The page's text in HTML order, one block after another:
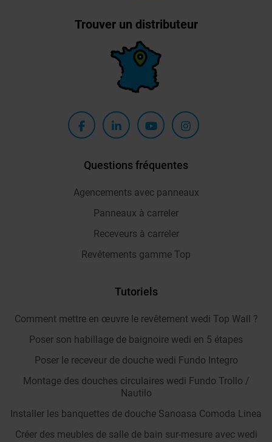
Trouver un distributeur
Questions fréquentes
Agencements avec panneaux
Panneaux à carreler
Receveurs à carreler
Revêtements gamme Top
Tutoriels
Comment mettre en œuvre le revêtement wedi Top Wall ?
Poser son habillage de baignoire wedi en 5 étapes
Poser le receveur de douche wedi Fundo Integro
Montage des douches circulaires wedi Fundo Trollo /
Nautilo
Installer les banquettes de douche Sanoasa Comoda Linea
Créer des meubles de salle de bain sur-mesure avec wedi